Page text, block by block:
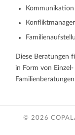
Kommunikation
Diese Beratungen
in Form von
© 2026